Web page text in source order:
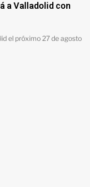
a Valladolid con
el próximo 27 de agosto